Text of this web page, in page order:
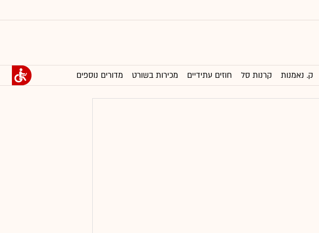
ק. נאמנות קרנות סל חוזים עתידיים מכירות בשורט מדורים נוספים